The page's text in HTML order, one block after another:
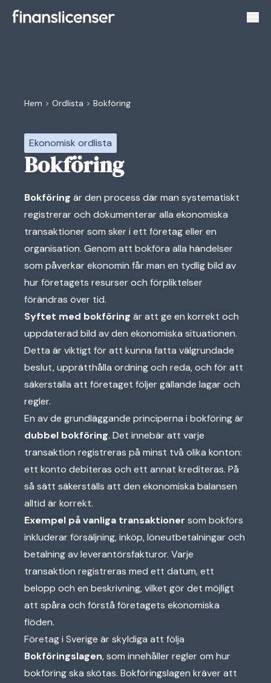
Hem > Ordlista > Bokföring
Ekonomisk ordlista
Bokföring
Bokföring är den process där man systematiskt
registrerar och dokumenterar alla ekonomiska
transaktioner som sker i ett företag eller en
organisation. Genom att bokföra alla händelser
som påverkar ekonomin får man en tydlig bild av
hur företagets resurser och förpliktelser
förändras över tid.
Syftet med bokföring är att ge en korrekt och
uppdaterad bild av den ekonomiska situationen.
Detta är viktigt för att kunna fatta välgrundade
beslut, upprätthålla ordning och reda, och för att
säkerställa att företaget följer gällande lagar och
regler.
En av de grundläggande principerna i bokföring är
dubbel bokföring. Det innebär att varje
transaktion registreras på minst två olika konton:
ett konto debiteras och ett annat krediteras. På
så sätt säkerställs att den ekonomiska balansen
alltid är korrekt.
Exempel på vanliga transaktioner som bokförs
inkluderar försäljning, inköp, löneutbetalningar och
betalning av leverantörsfakturor. Varje
transaktion registreras med ett datum, ett
belopp och en beskrivning, vilket gör det möjligt
att spåra och förstå företagets ekonomiska
flöden.
Företag i Sverige är skyldiga att följa
Bokföringslagen, som innehåller regler om hur
bokföring ska skötas. Bokföringslagen kräver att